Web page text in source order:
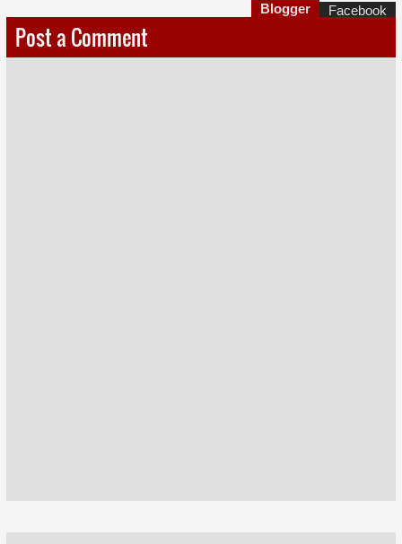
Post a Comment
Blogger Facebook